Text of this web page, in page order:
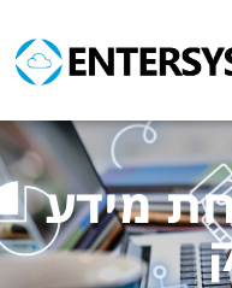
מידע